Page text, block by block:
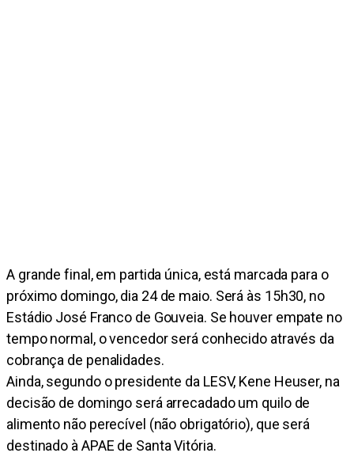
A grande final, em partida única, está marcada para o
próximo domingo, dia 24 de maio. Será às 15h30, no
Estádio José Franco de Gouveia. Se houver empate no
tempo normal, o vencedor será conhecido através da
cobrança de penalidades.
Ainda, segundo o presidente da LESV, Kene Heuser, na
decisão de domingo será arrecadado um quilo de
alimento não perecível (não obrigatório), que será
destinado à APAE de Santa Vitória.